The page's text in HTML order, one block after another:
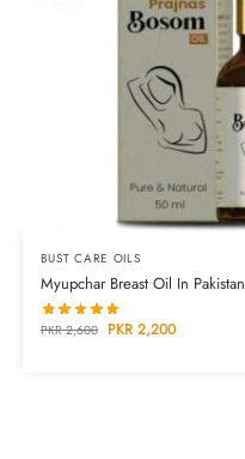
BUST CARE OILS
Myupchar Breast Oil In Pakistan
PKR2,600 PKR2,200